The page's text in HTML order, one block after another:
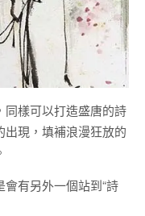
同樣可以打造盛唐的詩
現，填補浪漫狂放的
有另外一個站到“詩